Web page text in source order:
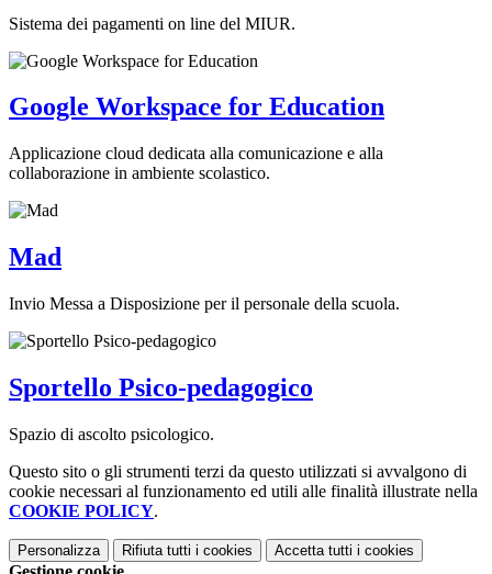
Sistema dei pagamenti on line del MIUR.
Google Workspace for Education
Applicazione cloud dedicata alla comunicazione e alla
collaborazione in ambiente scolastico.
Mad
Invio Messa a Disposizione per il personale della scuola.
Sportello Psico-pedagogico
Spazio di ascolto psicologico.
Questo sito o gli strumenti terzi da questo utilizzati si avvalgono di
cookie necessari al funzionamento ed utili alle finalità illustrate nella
COOKIE POLICY.
Personalizza Rifiuta tutti i cookies Accetta tutti i cookies